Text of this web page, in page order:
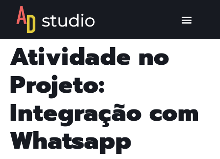
Atividade no
Projeto:
Integração com
Whatsapp